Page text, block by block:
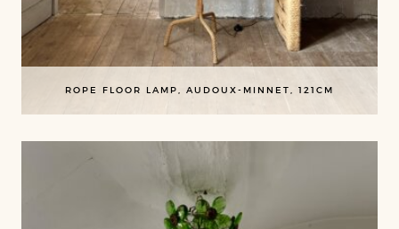
ROPE FLOOR LAMP, AUDOUX-MINNET, 121CM